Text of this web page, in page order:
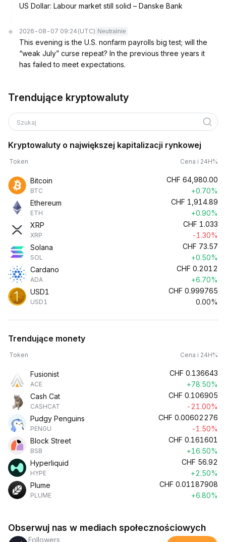
US Dollar: Labour market still solid – Danske Bank
2026-08-07 09:24 (UTC) Neutralnie
This evening is the U.S. nonfarm payrolls big test; will the
“weak July” curse repeat? In the previous three years it
has failed to meet expectations.
Trendujące kryptowaluty
Szukaj
Kryptowaluty o największej kapitalizacji rynkowej
Token Cena i 24H%
Bitcoin
BTC
CHF 64,980.00
+0.70%
Ethereum
ETH
CHF 1,914.89
+0.90%
XRP
XRP
CHF 1.033
-1.30%
Solana
SOL
CHF 73.57
+0.50%
Cardano
ADA
CHF 0.2012
+6.70%
USD1
USD1
CHF 0.999765
0.00%
Trendujące monety
Token Cena i 24H%
Fusionist
ACE
CHF 0.136643
+78.50%
Cash Cat
CASHCAT
CHF 0.106905
-21.00%
Pudgy Penguins
PENGU
CHF 0.00602276
-1.50%
Block Street
BSB
CHF 0.161601
+16.50%
Hyperliquid
HYPE
CHF 56.92
+2.50%
Plume
PLUME
CHF 0.01187908
+6.80%
Obserwuj nas w mediach społecznościowych
Followers